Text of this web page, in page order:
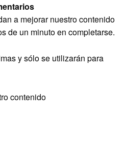
a mejorar nuestro contenido
de un minuto en completarse.
y sólo se utilizarán para
contenido